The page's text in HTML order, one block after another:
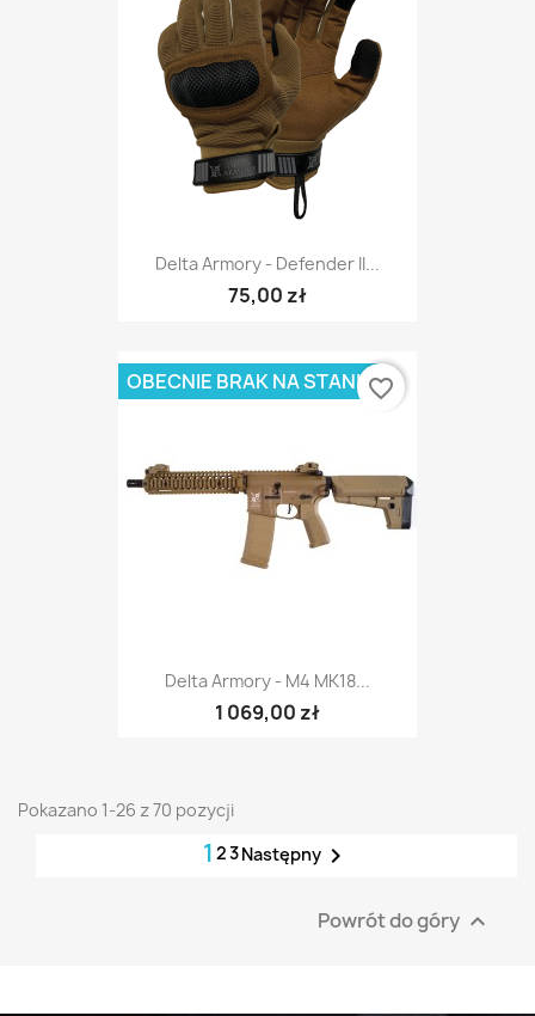
Delta Armory - Defender II...
75,00 zł
Delta Armory - M4 MK18...
1 069,00 zł
OBECNIE BRAK NA STANIEfavorite_border
Pokazano 1-26 z 70 pozycji
1 23Następny 
Powrót do góry 